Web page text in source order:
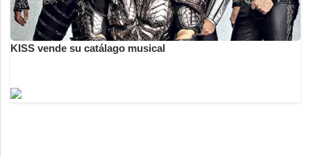
KISS vende su catálago musical